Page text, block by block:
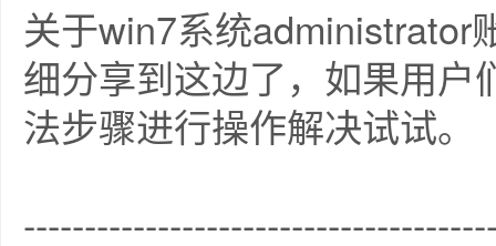
关于win7系统administrator
细分享到这边了，如果用
法步骤进行操作解决试试。